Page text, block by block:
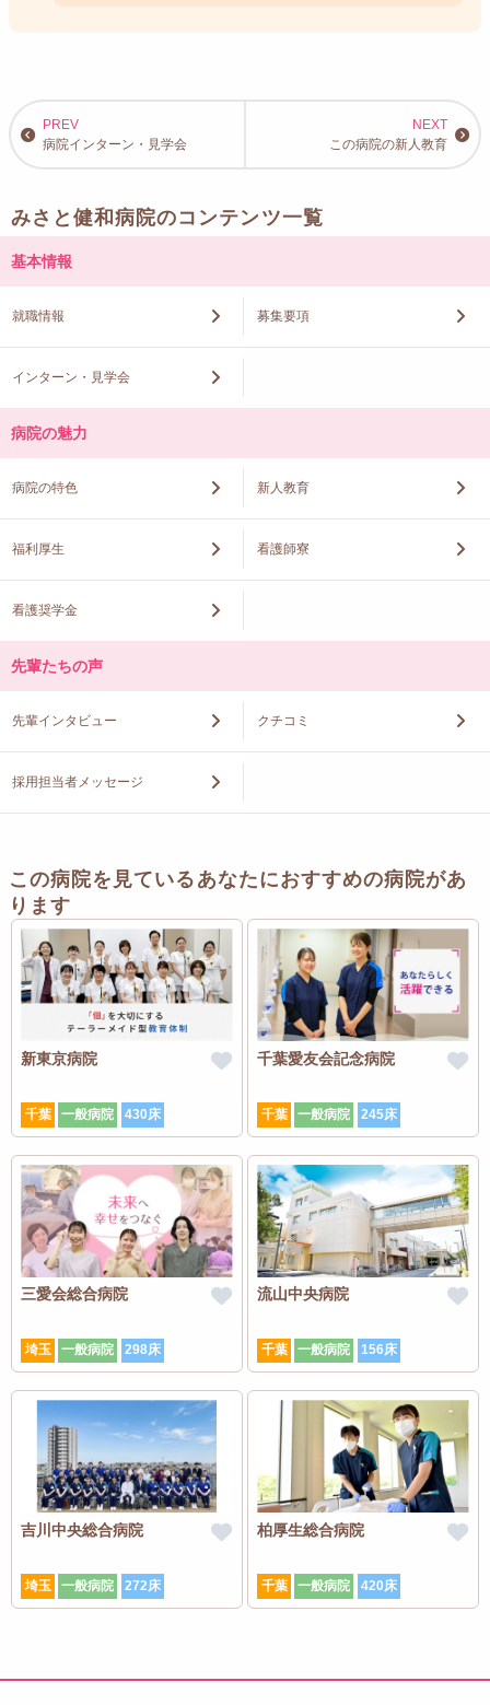
病院インターン・見学会 この病院の新人教育
みさと健和病院のコンテンツ一覧
基本情報
就職情報 募集要項
インターン・見学会
病院の魅力
病院の特色 新人教育
福利厚生 看護師寮
看護奨学金
先輩たちの声
先輩インタビュー クチコミ
採用担当者メッセージ
この病院を見ているあなたにおすすめの病院があ
ります
新東京病院
千葉 一般病院 430床
千葉愛友会記念病院
千葉 一般病院 245床
三愛会総合病院
埼玉 一般病院 298床
流山中央病院
千葉 一般病院 156床
吉川中央総合病院
埼玉 一般病院 272床
柏厚生総合病院
千葉 一般病院 420床